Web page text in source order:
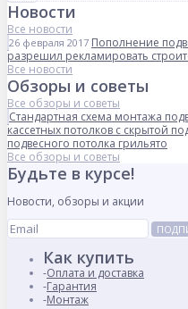
Новости
Все новости
26 февраля 2017 Пополнение
разрешил рекламировать
Все новости
Обзоры и советы
Все обзоры и советы
Стандартная схема монтажа
кассетных потолков с скрытой
подвесного потолка грильято
Все обзоры и советы
Будьте в курсе!
Новости, обзоры и акции
Как купить
Оплата и доставка
Гарантия
Монтаж